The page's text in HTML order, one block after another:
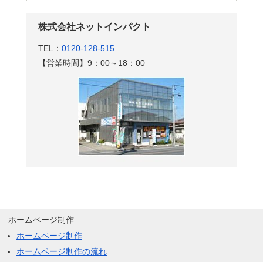
株式会社ネットインパクト
TEL： 0120-128-515
【営業時間】9：00～18：00
ホームページ制作
ホームページ制作
ホームページ制作の流れ